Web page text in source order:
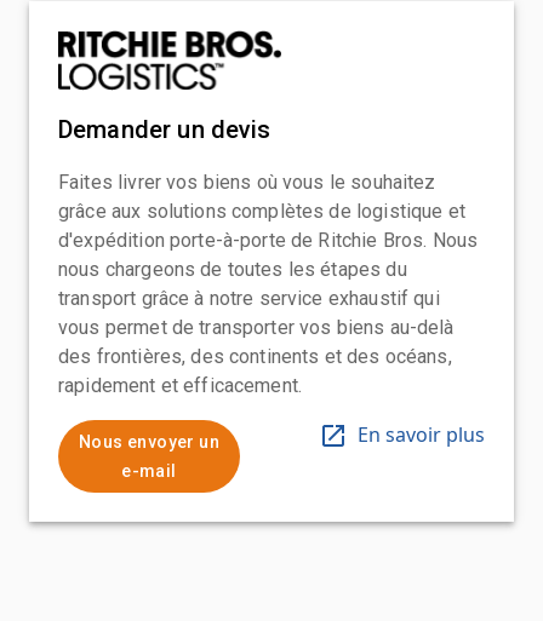
Demander un devis
Faites livrer vos biens où vous le souhaitez
grâce aux solutions complètes de logistique et
d'expédition porte-à-porte de Ritchie Bros. Nous
nous chargeons de toutes les étapes du
transport grâce à notre service exhaustif qui
vous permet de transporter vos biens au-delà
des frontières, des continents et des océans,
rapidement et efficacement.
Nous envoyer un
e-mail
En savoir plus